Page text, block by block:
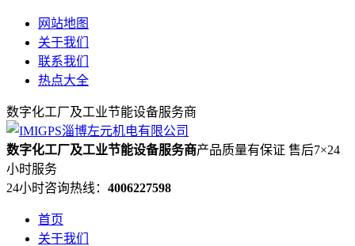
网站地图
关于我们
联系我们
热点大全
数字化工厂及工业节能设备服务商
数字化工厂及工业节能设备服务商产品质量有保证 售后7×24
小时服务
24小时咨询热线： 4006227598
首页
关于我们